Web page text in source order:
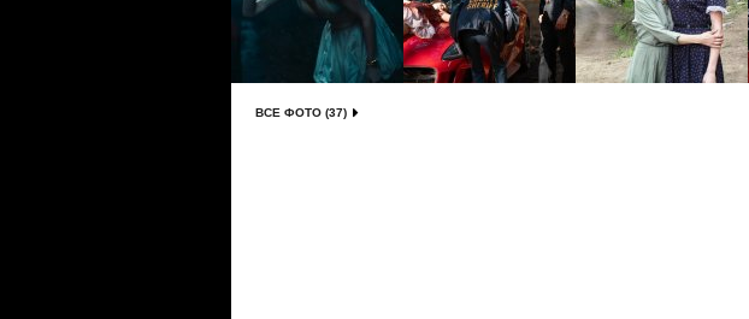
ВСЕ ФОТО (37)